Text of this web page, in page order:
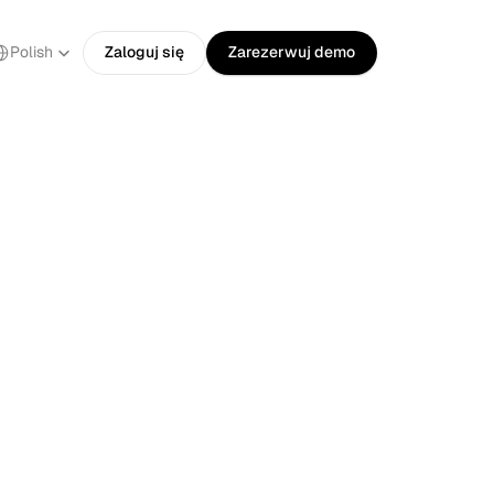
Polish Zaloguj się Zarezerwuj demo